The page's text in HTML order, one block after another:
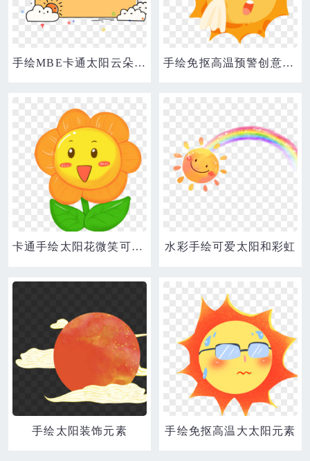
手绘MBE卡通太阳云朵简约边框 手绘免抠高温预警创意太阳擦汗元素
卡通手绘太阳花微笑可爱表情素材 水彩手绘可爱太阳和彩虹
手绘太阳装饰元素 手绘免抠高温大太阳元素